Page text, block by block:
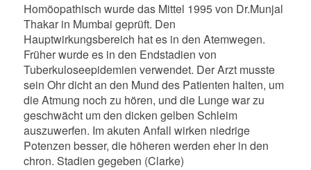
Homöopathisch wurde das Mittel 1995 von Dr.Munjal
Thakar in Mumbai geprüft. Den
Hauptwirkungsbereich hat es in den Atemwegen.
Früher wurde es in den Endstadien von
Tuberkuloseepidemien verwendet. Der Arzt musste
sein Ohr dicht an den Mund des Patienten halten, um
die Atmung noch zu hören, und die Lunge war zu
geschwächt um den dicken gelben Schleim
auszuwerfen. Im akuten Anfall wirken niedrige
Potenzen besser, die höheren werden eher in den
chron. Stadien gegeben (Clarke)